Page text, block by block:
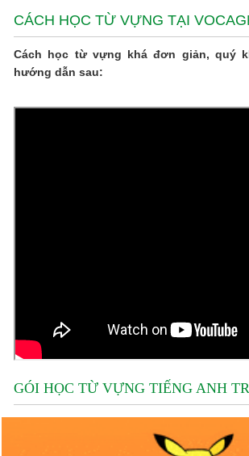
CÁCH HỌC TỪ VỰNG TẠI
Cách học từ vựng khá đơn giản, quý
hướng dẫn sau:
GÓI HỌC TỪ VỰNG TIẾNG ANH